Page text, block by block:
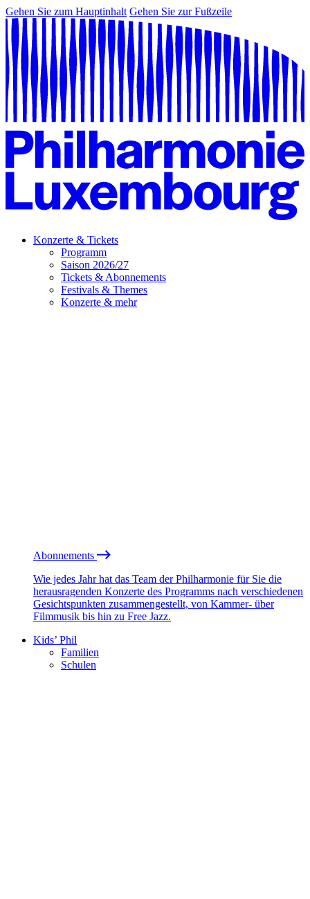
Gehen Sie zum Hauptinhalt Gehen Sie zur Fußzeile
Konzerte & Tickets
Programm
Saison 2026/27
Tickets & Abonnements
Festivals & Themes
Konzerte & mehr
Abonnements
Wie jedes Jahr hat das Team der Philharmonie für Sie die
herausragenden Konzerte des Programms nach verschiedenen
Gesichtspunkten zusammengestellt, von Kammer- über
Filmmusik bis hin zu Free Jazz.
Kids’ Phil
Familien
Schulen